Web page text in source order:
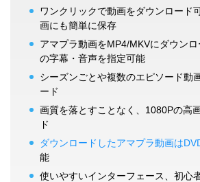
ワンクリックで動画をダウンロード
画にも簡単に保存
アマプラ動画をMP4/MKVにダウン
の字幕・音声を指定可能
シーズンごとや複数のエピソード動
ード
画質を落とすことなく、1080Pの高
ド
ダウンロードしたアマプラ動画は
能
使いやすいインターフェース、初心